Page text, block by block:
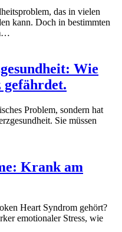
das in vielen
kann. Doch in bestimmten
Wie
Problem, sondern hat
Sie müssen
Krank am
Heart Syndrom gehört?
emotionaler Stress, wie